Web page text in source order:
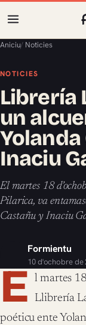
Aniciu/ Noticies
NOTICIES
Librería
un
Inaciu
El martes 18
Pilarica, va
Castañu y Inaciu
Formientu
10 d'ochobre de
E l martes
Llibrería
poéticu ente